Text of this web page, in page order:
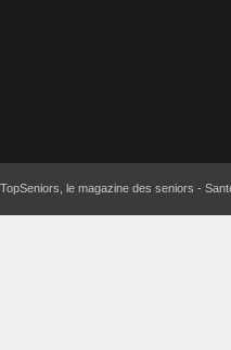
TopSeniors, le magazine des seniors -